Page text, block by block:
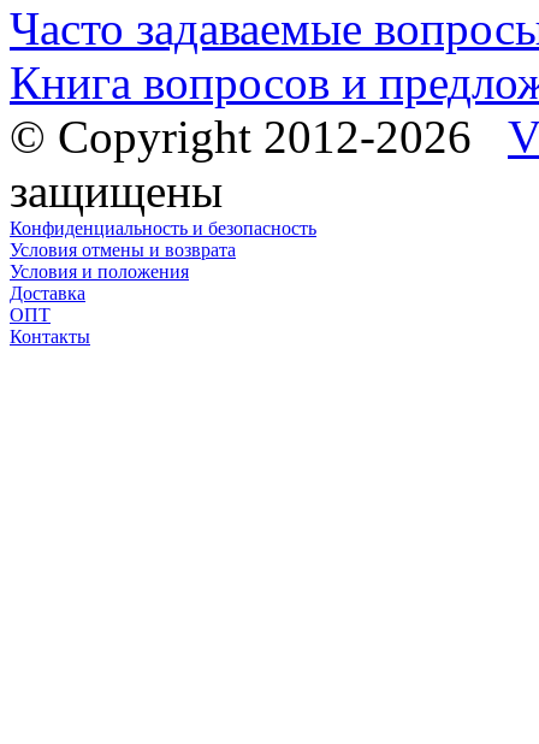
Часто задаваемые
Книга вопросов и
© Copyright 2012-2026
защищены
Конфиденциальность и безопасность
Условия отмены и возврата
Условия и положения
Доставка
ОПТ
Контакты